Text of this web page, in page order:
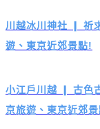
川越冰川神社 ❙ 祈
遊、東京近郊景點!
小江戶川越 ❙ 古色
京旅遊、東京近郊